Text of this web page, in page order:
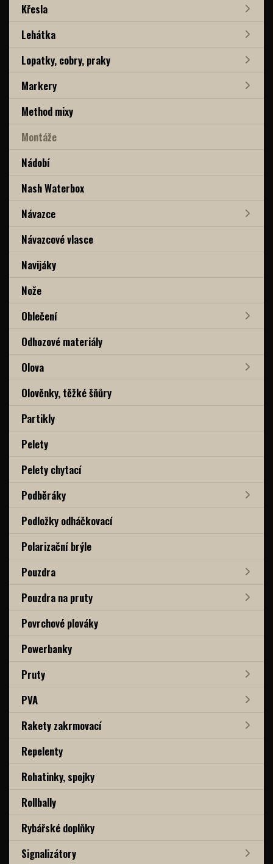
Křesla
Lehátka
Lopatky, cobry, praky
Markery
Method mixy
Montáže
Nádobí
Nash Waterbox
Návazce
Návazcové vlasce
Navijáky
Nože
Oblečení
Odhozové materiály
Olova
Olověnky, těžké šňůry
Partikly
Pelety
Pelety chytací
Podběráky
Podložky odháčkovací
Polarizační brýle
Pouzdra
Pouzdra na pruty
Povrchové plováky
Powerbanky
Pruty
PVA
Rakety zakrmovací
Repelenty
Rohatinky, spojky
Rollbally
Rybářské doplňky
Signalizátory